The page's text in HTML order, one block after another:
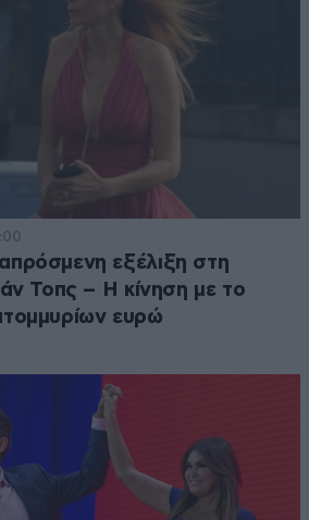
εξέλιξη στη
Τοπς – Η κίνηση με το
ευρώ